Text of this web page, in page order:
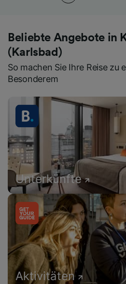
Beliebte Angebote in
(Karlsbad)
So machen Sie Ihre Reise zu
Besonderem
Unterkünfte
Aktivitäten